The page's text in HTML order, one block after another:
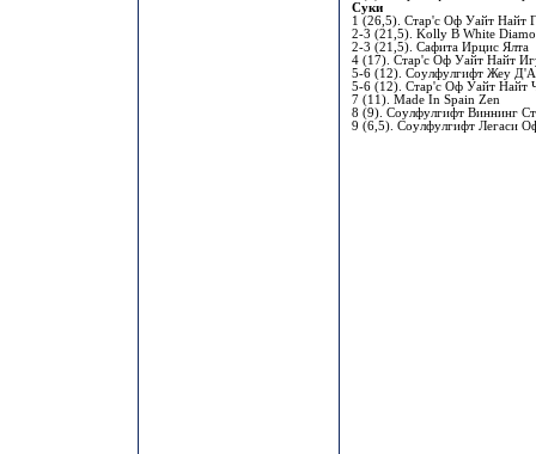
Суки
1 (26,5). Стар'с Оф Уайт Найт
2-3 (21,5). Kolly B White
2-3 (21,5). Сафита Ирцис Ялта
4 (17). Стар'с Оф Уайт Найт
5-6 (12). Соулфулгифт Жеу
5-6 (12). Стар'с Оф Уайт Найт
7 (11). Made In Spain Zen
8 (9). Соулфулгифт Виннинг
9 (6,5). Соулфулгифт Легаси